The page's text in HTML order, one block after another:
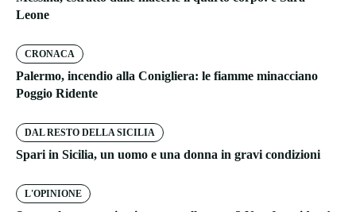
Leone
CRONACA
Palermo, incendio alla Conigliera: le fiamme minacciano
Poggio Ridente
DAL RESTO DELLA SICILIA
Spari in Sicilia, un uomo e una donna in gravi condizioni
L'OPINIONE